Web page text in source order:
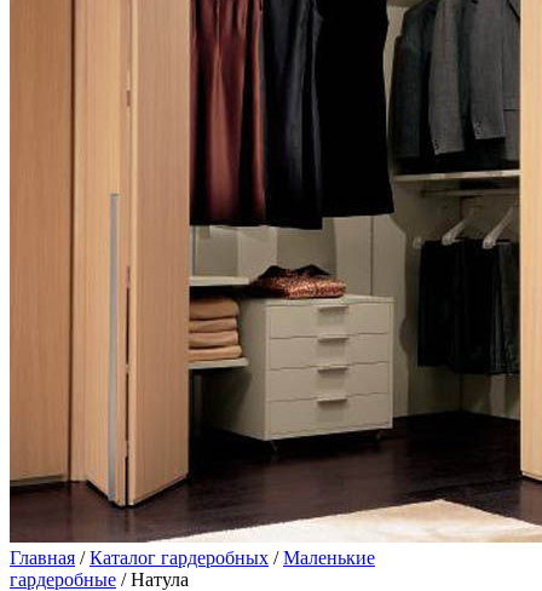
Главная /Каталог гардеробных /Маленькие
гардеробные / Натула